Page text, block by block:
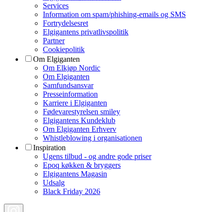
Services
Information om spam/phishing-emails og SMS
Fortrydelsesret
Elgigantens privatlivspolitik
Partner
Cookiepolitik
Om Elgiganten
Om Elkjøp Nordic
Om Elgiganten
Samfundsansvar
Presseinformation
Karriere i Elgiganten
Fødevarestyrelsen smiley
Elgigantens Kundeklub
Om Elgiganten Erhverv
Whistleblowing i organisationen
Inspiration
Ugens tilbud - og andre gode priser
Epoq køkken & bryggers
Elgigantens Magasin
Udsalg
Black Friday 2026